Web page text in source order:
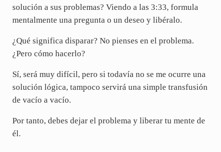
solución a sus problemas? Viendo a las 3:33, formula
mentalmente una pregunta o un deseo y libéralo.
¿Qué significa disparar? No pienses en el problema.
¿Pero cómo hacerlo?
Sí, será muy difícil, pero si todavía no se me ocurre una
solución lógica, tampoco servirá una simple transfusión
de vacío a vacío.
Por tanto, debes dejar el problema y liberar tu mente de
él.